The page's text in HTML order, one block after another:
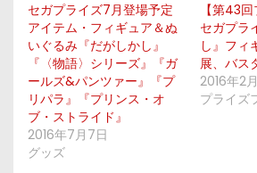
セガプライズ7月登場予定
アイテム・フィギュア＆ぬ
いぐるみ『だがしかし』
『〈物語〉シリーズ』『ガ
ールズ&パンツァー』『プ
リパラ』『プリンス・オ
ブ・ストライド』
2016年7月7日
グッズ
【第43
セガプラ
し』フィ
展、バス
2016年2
プライズ